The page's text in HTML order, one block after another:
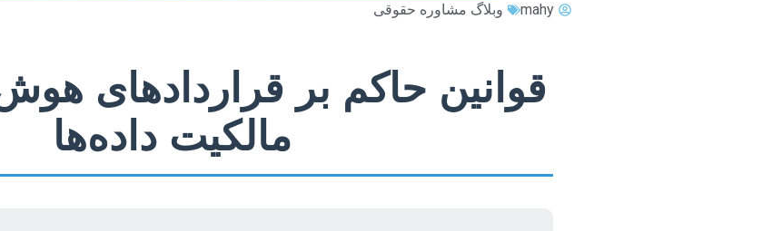
mahy وبلاگ مشاوره حقوقی
قوانین حاکم بر قراردادهای
مالکیت داده‌ها